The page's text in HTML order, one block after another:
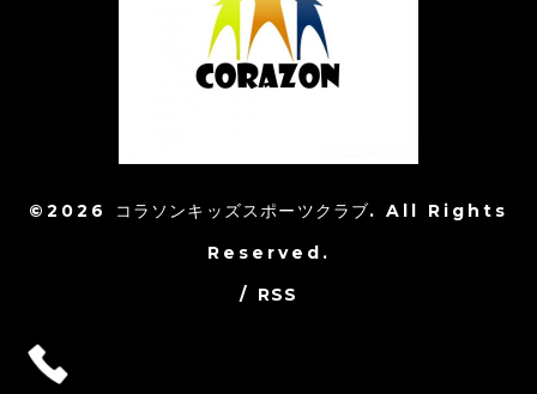
©2026 コラソンキッズスポーツクラブ. All Rights
Reserved.
/ RSS